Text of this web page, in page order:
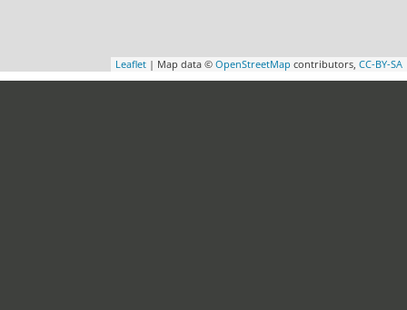
Leaflet | Map data © OpenStreetMap contributors, CC-BY-SA